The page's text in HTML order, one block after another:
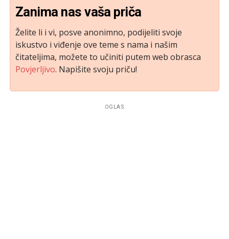
Zanima nas vaša priča
Želite li i vi, posve anonimno, podijeliti svoje
iskustvo i viđenje ove teme s nama i našim
čitateljima, možete to učiniti putem web obrasca
Povjerljivo. Napišite svoju priču!
OGLAS